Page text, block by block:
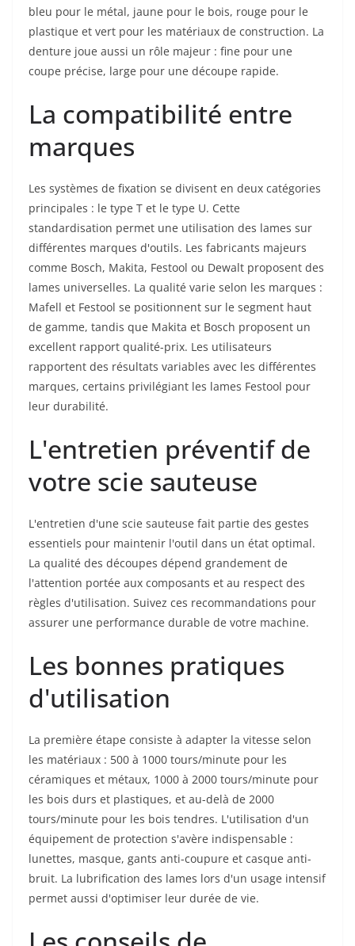
bleu pour le métal, jaune pour le bois, rouge pour le
plastique et vert pour les matériaux de construction. La
denture joue aussi un rôle majeur : fine pour une
coupe précise, large pour une découpe rapide.
La compatibilité entre
marques
Les systèmes de fixation se divisent en deux catégories
principales : le type T et le type U. Cette
standardisation permet une utilisation des lames sur
différentes marques d'outils. Les fabricants majeurs
comme Bosch, Makita, Festool ou Dewalt proposent des
lames universelles. La qualité varie selon les marques :
Mafell et Festool se positionnent sur le segment haut
de gamme, tandis que Makita et Bosch proposent un
excellent rapport qualité-prix. Les utilisateurs
rapportent des résultats variables avec les différentes
marques, certains privilégiant les lames Festool pour
leur durabilité.
L'entretien préventif de
votre scie sauteuse
L'entretien d'une scie sauteuse fait partie des gestes
essentiels pour maintenir l'outil dans un état optimal.
La qualité des découpes dépend grandement de
l'attention portée aux composants et au respect des
règles d'utilisation. Suivez ces recommandations pour
assurer une performance durable de votre machine.
Les bonnes pratiques
d'utilisation
La première étape consiste à adapter la vitesse selon
les matériaux : 500 à 1000 tours/minute pour les
céramiques et métaux, 1000 à 2000 tours/minute pour
les bois durs et plastiques, et au-delà de 2000
tours/minute pour les bois tendres. L'utilisation d'un
équipement de protection s'avère indispensable :
lunettes, masque, gants anti-coupure et casque anti-
bruit. La lubrification des lames lors d'un usage intensif
permet aussi d'optimiser leur durée de vie.